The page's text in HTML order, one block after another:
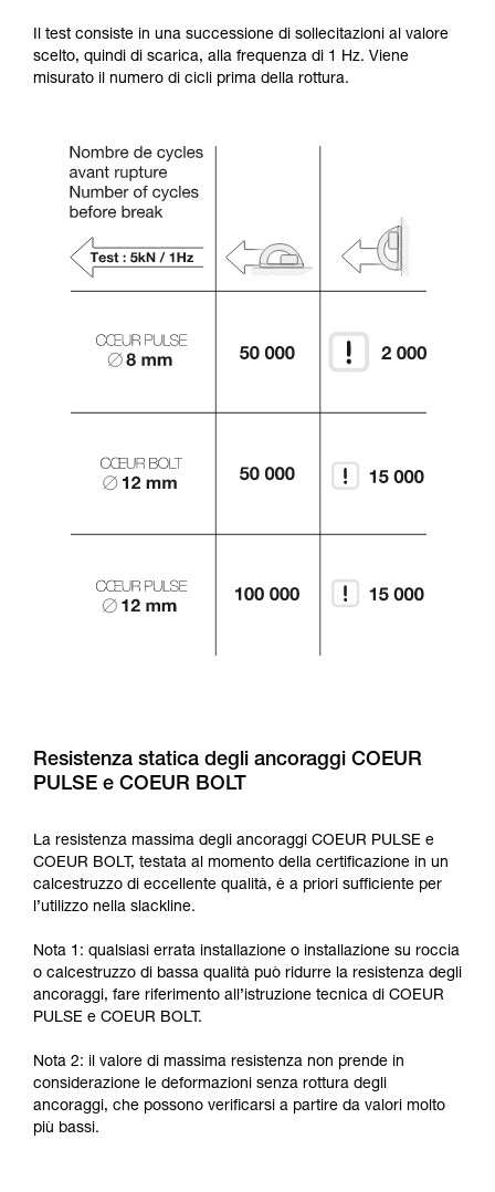
Il test consiste in una successione di sollecitazioni al valore
scelto, quindi di scarica, alla frequenza di 1 Hz. Viene
misurato il numero di cicli prima della rottura.
Resistenza statica degli ancoraggi COEUR
PULSE e COEUR BOLT
La resistenza massima degli ancoraggi COEUR PULSE e
COEUR BOLT, testata al momento della certificazione in un
calcestruzzo di eccellente qualità, è a priori sufficiente per
l’utilizzo nella slackline.
Nota 1: qualsiasi errata installazione o installazione su roccia
o calcestruzzo di bassa qualità può ridurre la resistenza degli
ancoraggi, fare riferimento all’istruzione tecnica di COEUR
PULSE e COEUR BOLT.
Nota 2: il valore di massima resistenza non prende in
considerazione le deformazioni senza rottura degli
ancoraggi, che possono verificarsi a partire da valori molto
più bassi.